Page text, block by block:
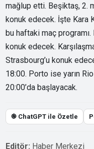
mağlup etti. Beşiktaş, 2.
konuk edecek. İşte Kara
bu haftaki maç
konuk edecek.
Strasbourg’u konuk
18:00. Porto ise yarın
20:00’da başlayacak.
֎ ChatGPT ile Özetle
Editör: Haber Merkezi